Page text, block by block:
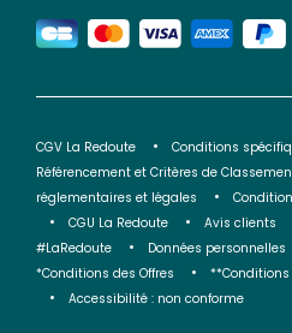
CGV La Redoute
Conditions
Référencement et Critères de
réglementaires et légales
CGU La Redoute
Avis clients
#LaRedoute
Données personnelles
*Conditions des Offres
Accessibilité : non conforme